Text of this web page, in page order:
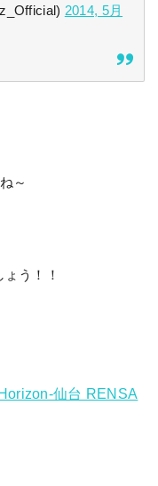
2014, 5月
～
う！！
仙台 RENSA